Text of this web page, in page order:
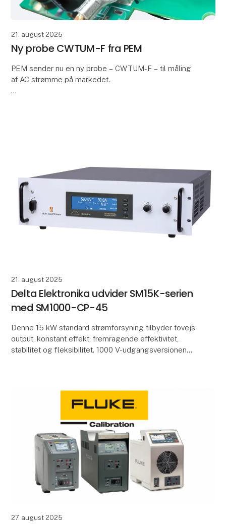
21. august 2025
Ny probe CWTUM-F fra PEM
PEM sender nu en ny probe – CWTUM-F – til måling
af AC strømme på markedet.
21. august 2025
Delta Elektronika udvider SM15K-serien
med SM1000-CP-45
Denne 15 kW standard strømforsyning tilbyder tovejs
output, konstant effekt, fremragende effektivitet,
stabilitet og fleksibilitet. 1000 V-udgangsversionen
27. august 2025